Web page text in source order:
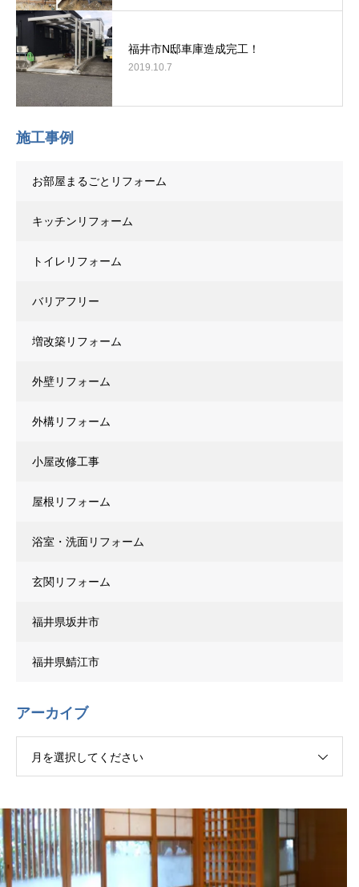
福井市N邸車庫造成完工！
2019.10.7
施工事例
お部屋まるごとリフォーム
キッチンリフォーム
トイレリフォーム
バリアフリー
増改築リフォーム
外壁リフォーム
外構リフォーム
小屋改修工事
屋根リフォーム
浴室・洗面リフォーム
玄関リフォーム
福井県坂井市
福井県鯖江市
アーカイブ
月を選択してください